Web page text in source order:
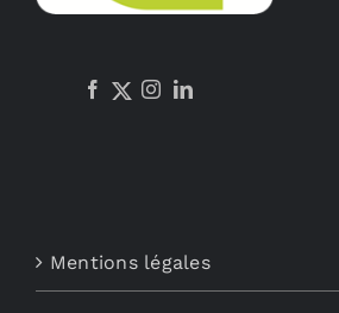
Mentions légales